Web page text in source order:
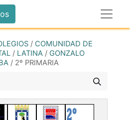
/ COMUNIDAD DE
/ LATINA / GONZALO
/ 2º PRIMARIA